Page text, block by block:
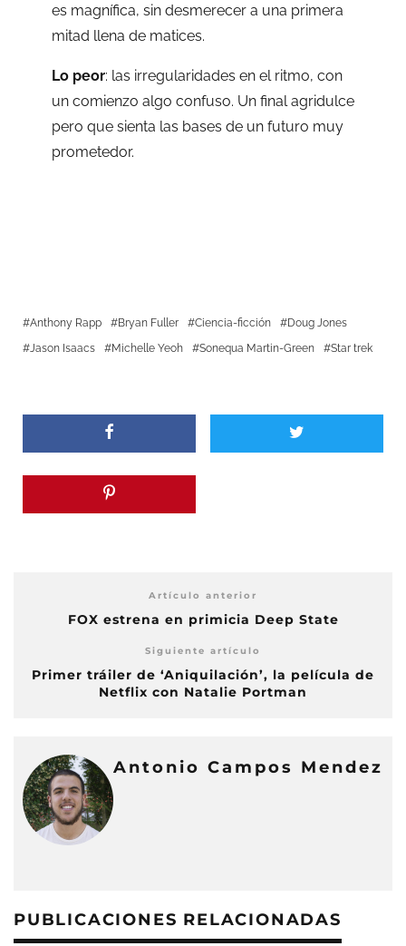
es magnífica, sin desmerecer a una primera
mitad llena de matices.
Lo peor: las irregularidades en el ritmo, con
un comienzo algo confuso. Un final agridulce
pero que sienta las bases de un futuro muy
prometedor.
Anthony Rapp Bryan Fuller Ciencia-ficción
Doug Jones
Jason Isaacs
Michelle Yeoh Sonequa Martin-Green Star trek
Artículo anterior
FOX estrena en primicia Deep State
Siguiente artículo
Primer tráiler de ‘Aniquilación’, la película de
Netflix con Natalie Portman
Antonio Campos Mendez
PUBLICACIONES RELACIONADAS